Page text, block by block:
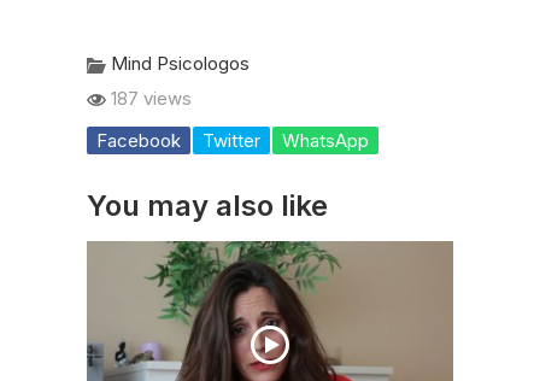
Mind Psicologos
187 views
Facebook
Twitter WhatsApp
You may also like